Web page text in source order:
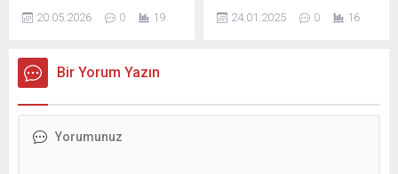
bölgedeki yetkililer ve halk
arasında güçlü tepkilere yol
Landry’nin ziyaretinde
kendisine eşlik eden doktor
amacıyla gelmesi, Grönland
20.05.2026 0 19
King Jr.'ın suikastlarıyla ilgili
belgelerin gizliliğini kaldıran
24.01.2025 0 16
Bir Yorum Yazın